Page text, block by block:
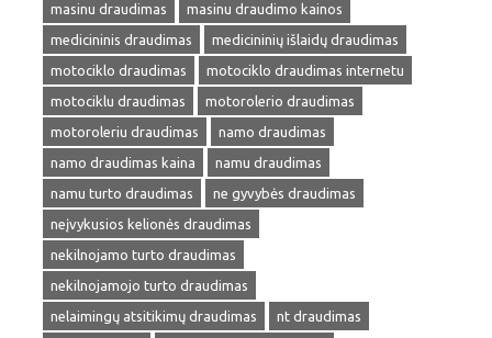
masinu draudimas
masinu draudimo kainos
medicininis draudimas
medicininių išlaidų draudimas
motociklo draudimas
motociklo draudimas internetu
motociklu draudimas
motorolerio draudimas
motoroleriu draudimas
namo draudimas
namo draudimas kaina
namu draudimas
namu turto draudimas
ne gyvybės draudimas
neįvykusios kelionės draudimas
nekilnojamo turto draudimas
nekilnojamojo turto draudimas
nelaimingų atsitikimų draudimas
nt draudimas